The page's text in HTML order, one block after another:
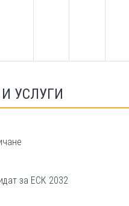
Апокалипсиса” по случай 100
с децата на Габрово, с
УСЛУГИ
за ЕСК 2032